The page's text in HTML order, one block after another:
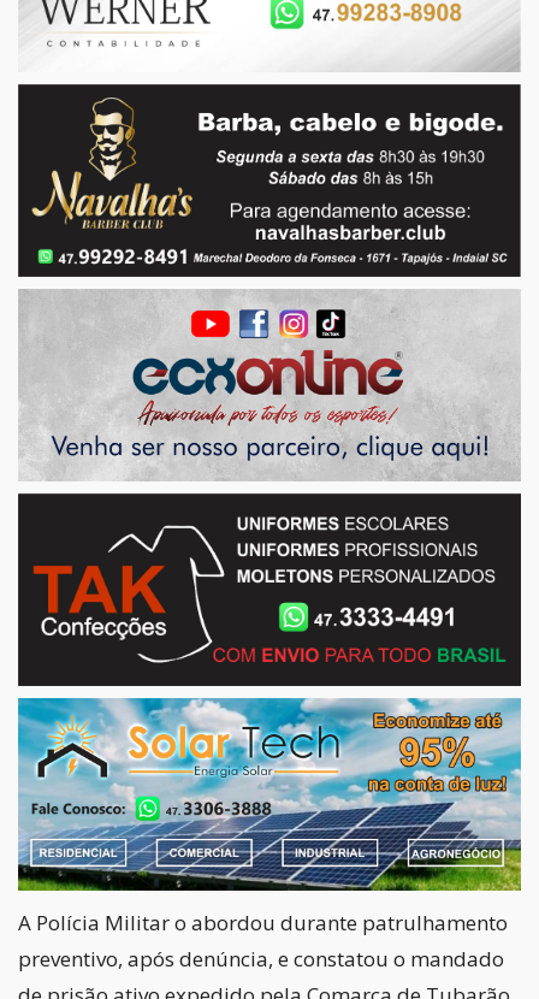
A Polícia Militar o abordou durante patrulhamento
preventivo, após denúncia, e constatou o mandado